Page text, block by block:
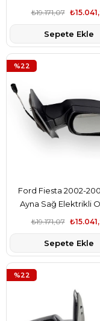
Marka
₺19.171,07
Sepete Ekle
Ford Fiesta 2002-
Ayna Sağ Elektrikli
Marka
₺19.171,07
Sepete Ekle
%22
%22